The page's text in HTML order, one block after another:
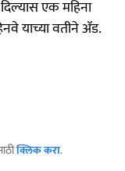
एक महिना
याच्या वतीने ॲड.
क्लिक करा.